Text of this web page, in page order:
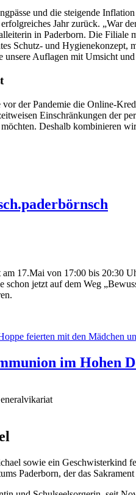
und die steigende
Jahr zurück. „War
in Paderborn. Die
Schutz- und
Auflagen mit Umsicht
der Pandemie die Online-
Einschränkungen der
Deshalb kombinieren
17.Mai von 17:00 bis 20:30
jetzt auf dem Weg
im Hohen
sowie ein
Paderborn, der das